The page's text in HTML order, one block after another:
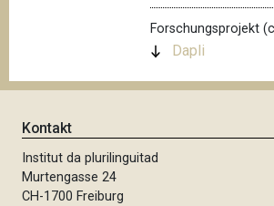
Forschungsprojekt
Dapli
Kontakt
Institut da plurilinguitad
Murtengasse 24
CH-1700 Freiburg